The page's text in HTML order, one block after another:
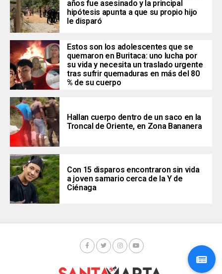
años fue asesinado y la principal
hipótesis apunta a que su propio hijo
le disparó
Estos son los adolescentes que se
quemaron en Buritaca: uno lucha por
su vida y necesita un traslado urgente
tras sufrir quemaduras en más del 80
% de su cuerpo
Hallan cuerpo dentro de un saco en la
Troncal de Oriente, en Zona Bananera
Con 15 disparos encontraron sin vida
a joven samario cerca de la Y de
Ciénaga